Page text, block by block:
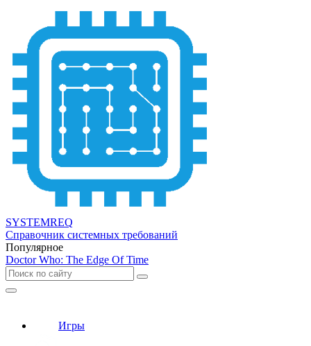
SYSTEMREQ
Справочник системных требований
Популярное
Doctor Who: The Edge Of Time
Игры